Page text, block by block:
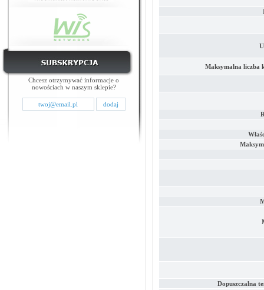
Chcesz otrzymywać informacje o
nowościach w naszym sklepie?
Maksymalna liczba
Dopuszczalna